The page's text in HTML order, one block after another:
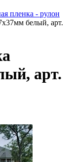
пленка - рулон
белый, арт.
арт.